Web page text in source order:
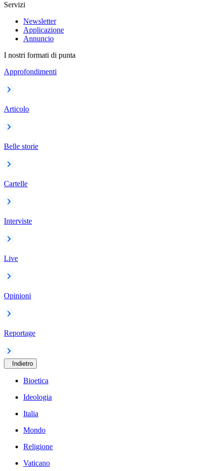
Servizi
Newsletter
Applicazione
Annuncio
I nostri formati di punta
Approfondimenti
Articolo
Belle storie
Cartelle
Interviste
Live
Opinioni
Reportage
Indietro
Bioetica
Ideologia
Italia
Mondo
Religione
Vaticano